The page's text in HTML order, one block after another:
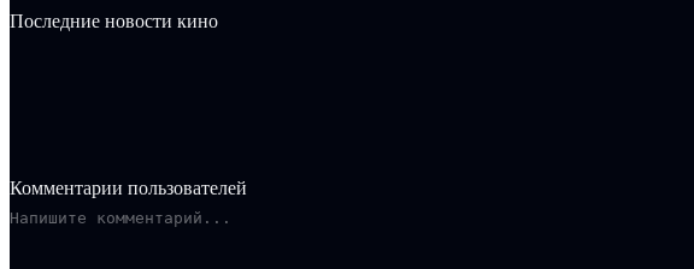
Последние новости кино
Комментарии пользователей